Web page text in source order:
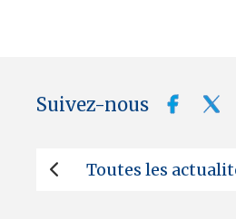
Suivez-nous
Toutes les